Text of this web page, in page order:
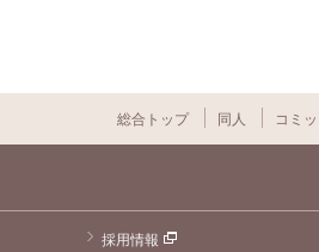
総合トップ 同人 コミ
採用情報